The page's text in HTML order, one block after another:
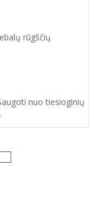
rūgščių
nuo tiesioginių